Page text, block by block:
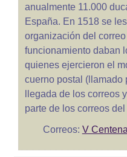
anualmente 11.000
España. En 1518 se
organización del
funcionamiento daban
quienes ejercieron el
cuerno postal (llamado
llegada de los correos
parte de los correos
Correos: V